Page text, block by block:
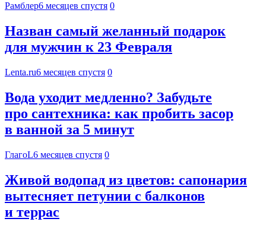
Рамблер6 месяцев спустя 0
Назван самый желанный подарок
для мужчин к 23 Февраля
Lenta.ru6 месяцев спустя 0
Вода уходит медленно? Забудьте
про сантехника: как пробить засор
в ванной за 5 минут
ГлагоL6 месяцев спустя 0
Живой водопад из цветов: сапонария
вытесняет петунии с балконов
и террас